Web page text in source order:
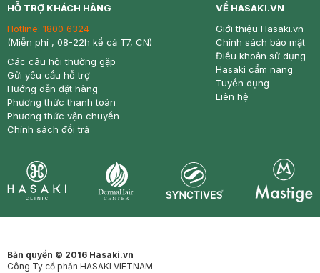
HỖ TRỢ KHÁCH HÀNG
Hotline: 1800 6324
(Miễn phí , 08-22h kể cả T7, CN)
Các câu hỏi thường gặp
Gửi yêu cầu hỗ trợ
Hướng dẫn đặt hàng
Phương thức thanh toán
Phương thức vận chuyển
Chính sách đổi trả
VỀ HASAKI.VN
Giới thiệu Hasaki.vn
Chính sách bảo mật
Điều khoản sử dụng
Hasaki cẩm nang
Tuyển dụng
Liên hệ
Bản quyền © 2016 Hasaki.vn
Công Ty cổ phần HASAKI VIETNAM